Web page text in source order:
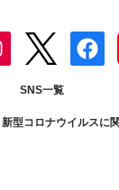
SNS一覧
新型コロナウイルスに